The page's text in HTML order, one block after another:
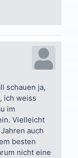
schauen ja,
ich weiss
im
Vielleicht
auch
besten
nicht eine